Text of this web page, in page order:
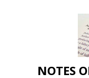
NOTES